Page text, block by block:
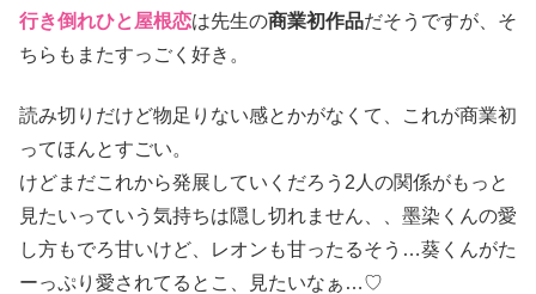
行き倒れひと屋根恋は先生の商業初作品だそうですが、そ
ちらもまたすっごく好き。
読み切りだけど物足りない感とかがなくて、これが商業初
ってほんとすごい。
けどまだこれから発展していくだろう2人の関係がもっと
見たいっていう気持ちは隠し切れません、、墨染くんの愛
し方もでろ甘いけど、レオンも甘ったるそう…葵くんがた
ーっぷり愛されてるとこ、見たいなぁ…♡